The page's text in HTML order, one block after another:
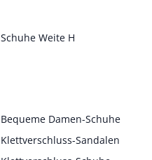
Schuhe Weite H
Bequeme Damen-Schuhe
Klettverschluss-Sandalen